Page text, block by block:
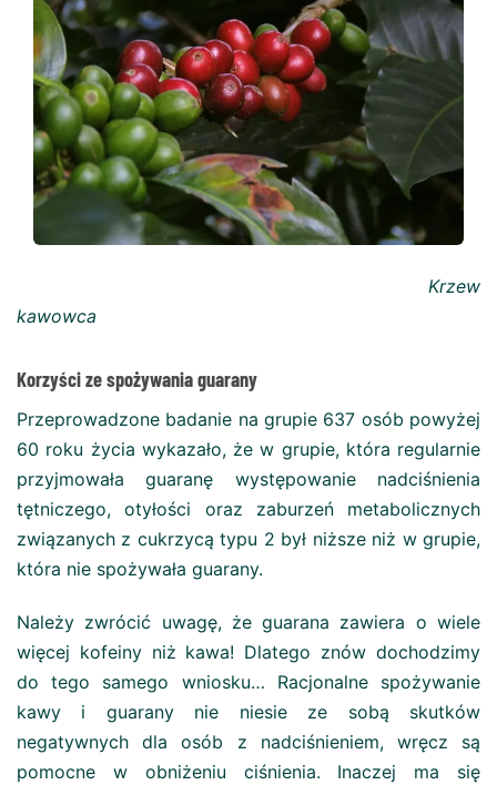
Krzew
kawowca
Korzyści ze spożywania guarany
Przeprowadzone badanie na grupie 637 osób powyżej
60 roku życia wykazało, że w grupie, która regularnie
przyjmowała guaranę występowanie nadciśnienia
tętniczego, otyłości oraz zaburzeń metabolicznych
związanych z cukrzycą typu 2 był niższe niż w grupie,
która nie spożywała guarany.
Należy zwrócić uwagę, że guarana zawiera o wiele
więcej kofeiny niż kawa! Dlatego znów dochodzimy
do tego samego wniosku… Racjonalne spożywanie
kawy i guarany nie niesie ze sobą skutków
negatywnych dla osób z nadciśnieniem, wręcz są
pomocne w obniżeniu ciśnienia. Inaczej ma się